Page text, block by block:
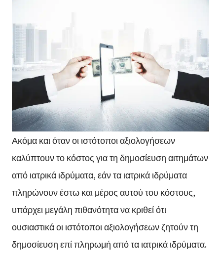
Ακόμα και όταν οι ιστότοποι αξιολογήσεων
καλύπτουν το κόστος για τη δημοσίευση αιτημάτων
από ιατρικά ιδρύματα, εάν τα ιατρικά ιδρύματα
πληρώνουν έστω και μέρος αυτού του κόστους,
υπάρχει μεγάλη πιθανότητα να κριθεί ότι
ουσιαστικά οι ιστότοποι αξιολογήσεων ζητούν τη
δημοσίευση επί πληρωμή από τα ιατρικά ιδρύματα.